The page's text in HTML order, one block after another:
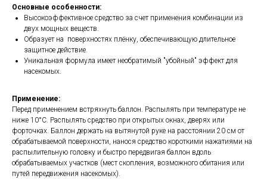
Основные особенности:
Высокоэффективное средство за счет применения комбинации из
двух мощных веществ.
Образует на поверхностях плёнку, обеспечивающую длительное
защитное действие.
Уникальная формула имеет необратимый "убойный" эффект для
насекомых.
Применение:
Перед применением встряхнуть баллон. Распылять при температуре не
ниже 10°C. Распылять средство при открытых окнах, дверях или
форточках. Баллон держать на вытянутой руке на расстоянии 20 см от
обрабатываемой поверхности, нанося средство короткими нажатиями на
распылительную головку и быстро передвигая баллон вдоль
обрабатываемых участков (мест скопления, возможного обитания или
путей передвижения насекомых).